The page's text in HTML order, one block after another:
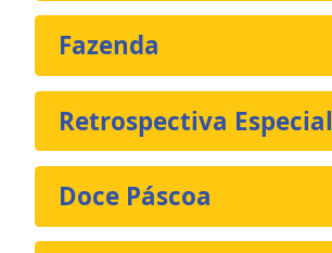
Fazenda
Retrospectiva Especial
Doce Páscoa